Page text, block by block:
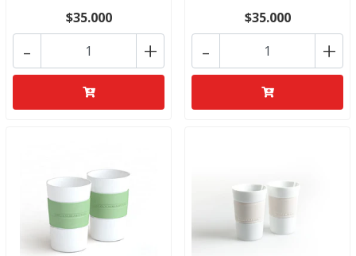
$35.000
+
-
$35.000
+
-